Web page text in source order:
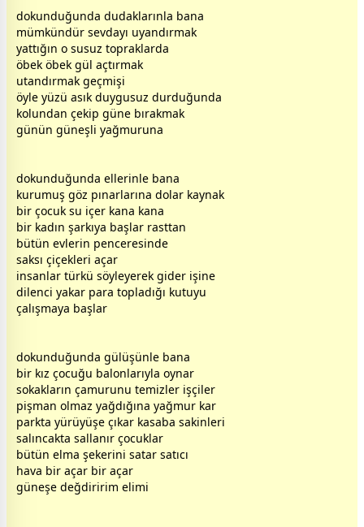
dokunduğunda dudaklarınla bana
mümkündür sevdayı uyandırmak
yattığın o susuz topraklarda
öbek öbek gül açtırmak
utandırmak geçmişi
öyle yüzü asık duygusuz durduğunda
kolundan çekip güne bırakmak
günün güneşli yağmuruna
dokunduğunda ellerinle bana
kurumuş göz pınarlarına dolar kaynak
bir çocuk su içer kana kana
bir kadın şarkıya başlar rasttan
bütün evlerin penceresinde
saksı çiçekleri açar
insanlar türkü söyleyerek gider işine
dilenci yakar para topladığı kutuyu
çalışmaya başlar
dokunduğunda gülüşünle bana
bir kız çocuğu balonlarıyla oynar
sokakların çamurunu temizler işçiler
pişman olmaz yağdığına yağmur kar
parkta yürüyüşe çıkar kasaba sakinleri
salıncakta sallanır çocuklar
bütün elma şekerini satar satıcı
hava bir açar bir açar
güneşe değdiririm elimi